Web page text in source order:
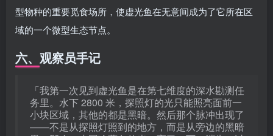
型物种的重要觅食场所，使虚光鱼在无意间成为了它所在区
域的一个微型生态节点。
六、观察员手记
「我第一次见到虚光鱼是在第七维度的深水勘测任
务里。水下 2800 米，探照灯的光只能照亮面前一
小块区域，其他的都是黑暗。然后那个脉冲出现了
——不是从探照灯照到的地方，而是从旁边的黑暗